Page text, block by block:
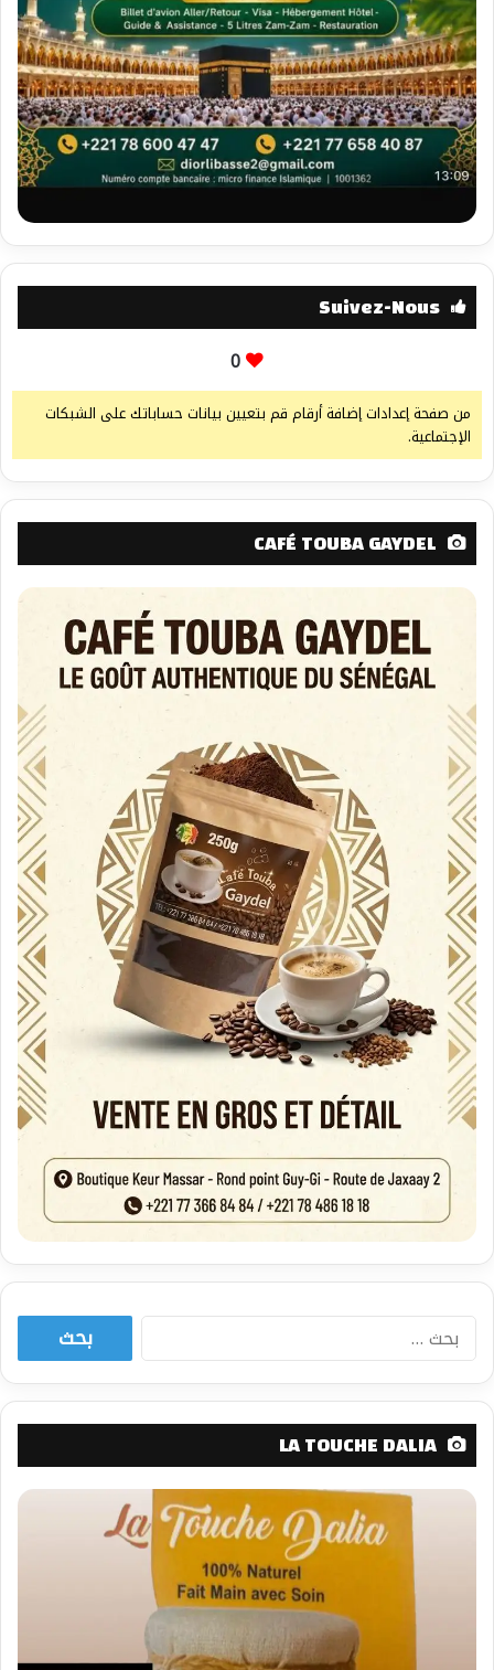
Suivez-Nous
0
من صفحة إعدادات إضافة أرقام قم بتعيين بيانات حساباتك على الشبكات
الإجتماعية.
CAFÉ TOUBA GAYDEL
البحث
LA TOUCHE DALIA